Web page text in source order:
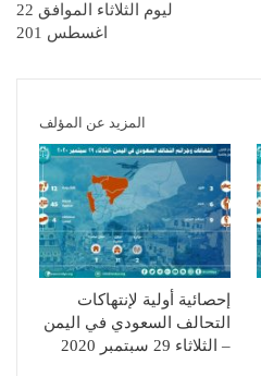
ليوم الثلاثاء الموافق 22
اغسطس 201
المزيد عن المؤلف
إحصائية أولية لإنتهاكات
التحالف السعودي في اليمن
– الثلاثاء 29 سبتمبر 2020